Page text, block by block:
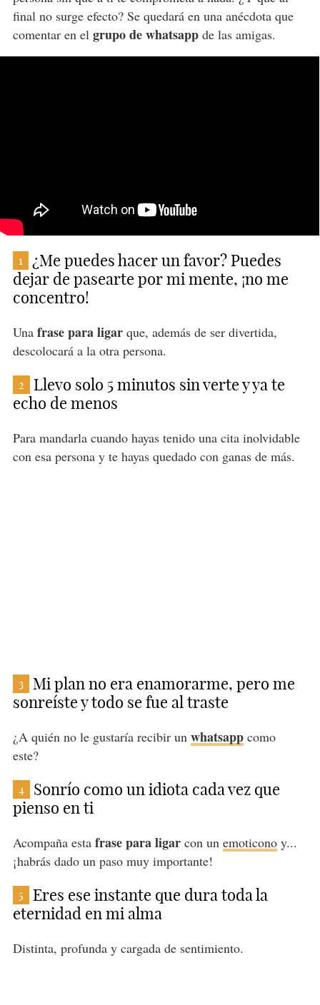
final no surge efecto? Se quedará en una anécdota que
comentar en el grupo de whatsappde las amigas.
1
¿Me puedes hacer un favor? Puedes
dejar de pasearte por mi mente, ¡no me
concentro!
Unafrase para ligarque, además de ser divertida,
descolocará a la otra persona.
2
Llevo solo 5 minutos sin verte y ya te
echo de menos
Para mandarla cuando hayas tenido una cita inolvidable
con esa persona y te hayas quedado con ganas de más.
3
Mi plan no era enamorarme, pero me
sonreíste y todo se fue al traste
¿A quién no le gustaría recibir un whatsappcomo
este?
4
Sonrío como un idiota cada vez que
pienso en ti
Acompaña esta frase para ligarcon un emoticonoy...
¡habrás dado un paso muy importante!
5
Eres ese instante que dura toda la
eternidad en mi alma
Distinta, profunda y cargada de sentimiento.